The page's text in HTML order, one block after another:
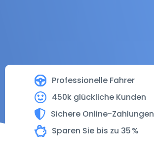
Professionelle Fahrer
450k glückliche Kunden
Sichere Online-Zahlungen
Sparen Sie bis zu 35 %